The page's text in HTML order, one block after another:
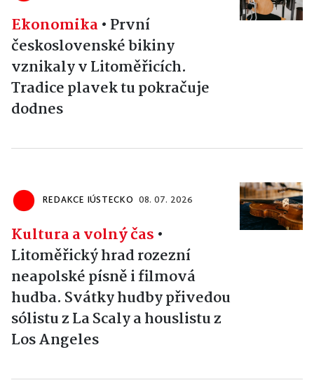
Ekonomika• První
československé bikiny
vznikaly v Litoměřicích.
Tradice plavek tu pokračuje
dodnes
REDAKCE IÚSTECKO 08. 07. 2026
Kultura a volný čas •
Litoměřický hrad rozezní
neapolské písně i filmová
hudba. Svátky hudby přivedou
sólistu z La Scaly a houslistu z
Los Angeles